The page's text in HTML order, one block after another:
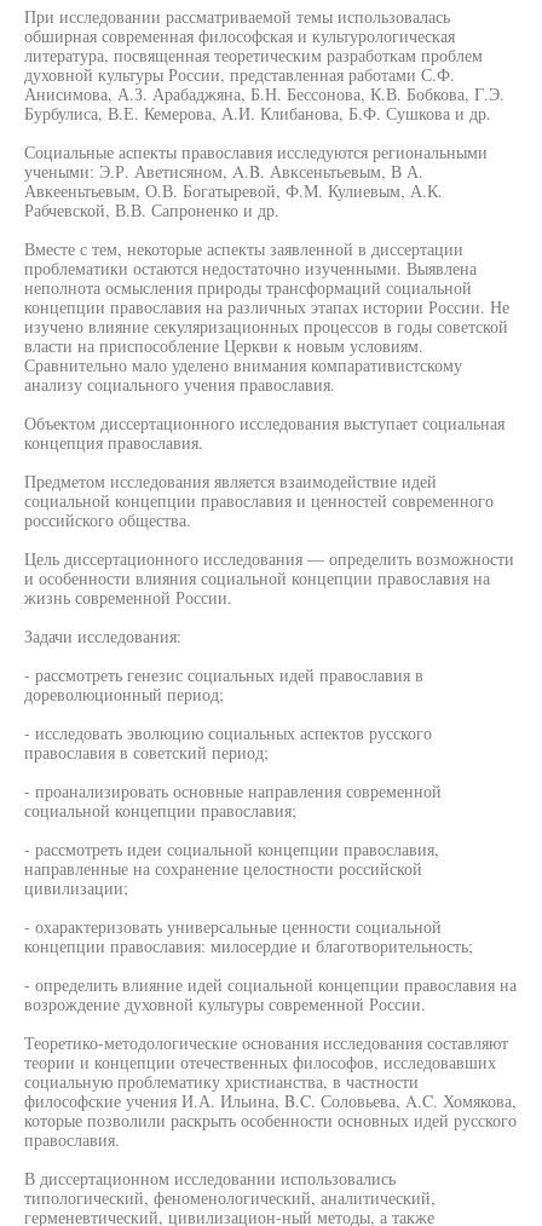
При исследовании рассматриваемой темы использовалась
обширная современная философская и культурологическая
литература, посвященная теоретическим разработкам проблем
духовной культуры России, представленная работами С.Ф.
Анисимова, А.З. Арабаджяна, Б.Н. Бессонова, К.В. Бобкова, Г.Э.
Бурбулиса, В.Е. Кемерова, А.И. Клибанова, Б.Ф. Сушкова и др.
Социальные аспекты православия исследуются региональными
учеными: Э.Р. Аветисяном, A.B. Авксеньтьевым, В А.
Авкееньтьевым, О.В. Богатыревой, Ф.М. Кулиевым, А.К.
Рабчевской, В.В. Сапроненко и др.
Вместе с тем, некоторые аспекты заявленной в диссертации
проблематики остаются недостаточно изученными. Выявлена
неполнота осмысления природы трансформаций социальной
концепции православия на различных этапах истории России. Не
изучено влияние секуляризационных процессов в годы советской
власти на приспособление Церкви к новым условиям.
Сравнительно мало уделено внимания компаративистскому
анализу социального учения православия.
Объектом диссертационного исследования выступает социальная
концепция православия.
Предметом исследования является взаимодействие идей
социальной концепции православия и ценностей современного
российского общества.
Цель диссертационного исследования — определить возможности
и особенности влияния социальной концепции православия на
жизнь современной России.
Задачи исследования:
- рассмотреть генезис социальных идей православия в
дореволюционный период;
- исследовать эволюцию социальных аспектов русского
православия в советский период;
- проанализировать основные направления современной
социальной концепции православия;
- рассмотреть идеи социальной концепции православия,
направленные на сохранение целостности российской
цивилизации;
- охарактеризовать универсальные ценности социальной
концепции православия: милосердие и благотворительность;
- определить влияние идей социальной концепции православия на
возрождение духовной культуры современной России.
Теоретико-методологические основания исследования составляют
теории и концепции отечественных философов, исследовавших
социальную проблематику христианства, в частности
философские учения И.А. Ильина, B.C. Соловьева, A.C. Хомякова,
которые позволили раскрыть особенности основных идей русского
православия.
В диссертационном исследовании использовались
типологический, феноменологический, аналитический,
герменевтический, цивилизацион-ный методы, а также